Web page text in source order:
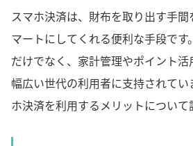
スマホ決済は、財布を取り出す手
マートにしてくれる便利な手段です
だけでなく、家計管理やポイント活
幅広い世代の利用者に支持されて
ホ決済を利用するメリットについて